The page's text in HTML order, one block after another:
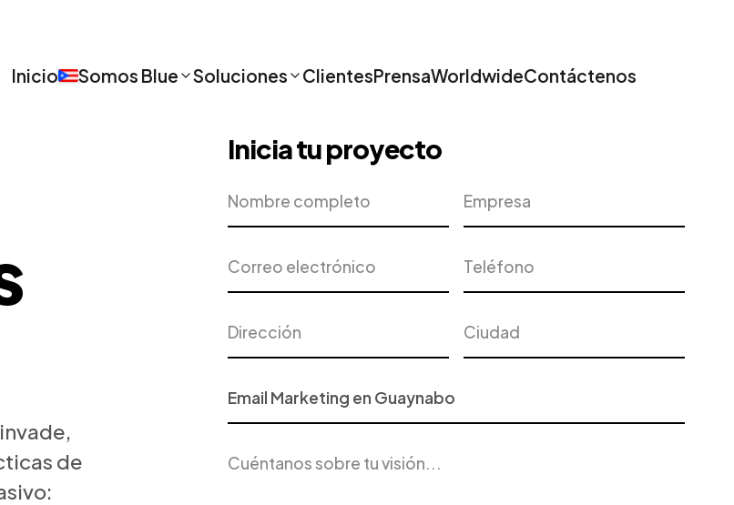
Inicio Somos Blue Soluciones ClientesPrensaWorldwideContáctenos
de
Inicia tu proyecto
completo
electrónico
o
Servicio
Interés
del